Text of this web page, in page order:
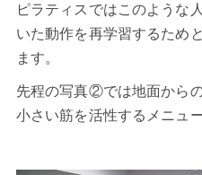
ピラティスではこのような
いた動作を再学習するため
ます。
先程の写真②では地面から
小さい筋を活性するメニュ